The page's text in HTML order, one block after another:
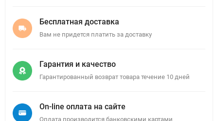
Бесплатная доставка
Вам не придется платить за доставку
Гарантия и качество
Гарантированный возврат товара течение 10 дней
On-line оплата на сайте
Оплата производится банковскими картами